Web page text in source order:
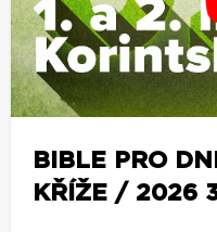
BIBLE PRO
KŘÍŽE / 2026